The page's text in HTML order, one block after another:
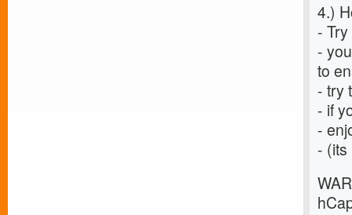
4.)
-
-
to
- try
- if
-
-